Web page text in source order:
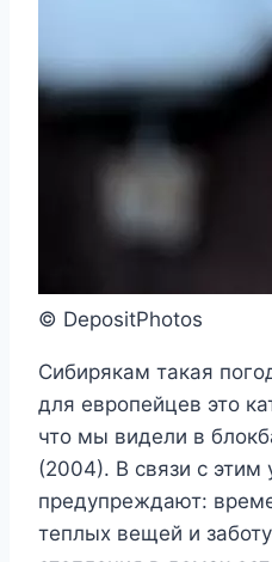
© DepositPhotos
Сибирякам такая
для европейцев это
что мы видели в
(2004). В связи с этим
предупреждают:
теплых вещей и